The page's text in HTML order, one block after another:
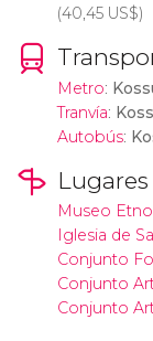
(40,45 US$)
Metro:
Tranvía:
Autobús:
Museo
Iglesia de
Conjunto
Conjunto
Conjunto